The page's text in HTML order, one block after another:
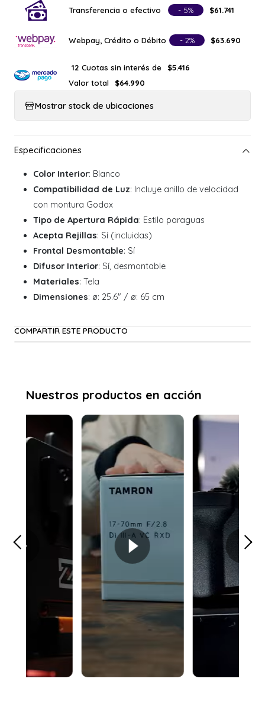
Transferencia o efectivo - 5% $61.741
Webpay, Crédito o Débito - 2% $63.690
12 Cuotas sin interés de
$5.416
Valor total
$64.990
Mostrar stock de ubicaciones
Color Interior: Blanco
Compatibilidad de Luz: Incluye anillo de velocidad
con montura Godox
Tipo de Apertura Rápida: Estilo paraguas
Acepta Rejillas: Sí (incluidas)
Frontal Desmontable: Sí
Difusor Interior: Sí, desmontable
Materiales: Tela
Dimensiones: ø: 25.6" / ø: 65 cm
COMPARTIR ESTE PRODUCTO